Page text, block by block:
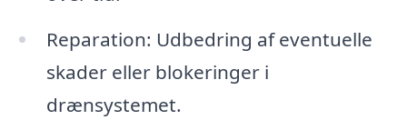
Reparation: Udbedring af eventuelle
skader eller blokeringer i
drænsystemet.